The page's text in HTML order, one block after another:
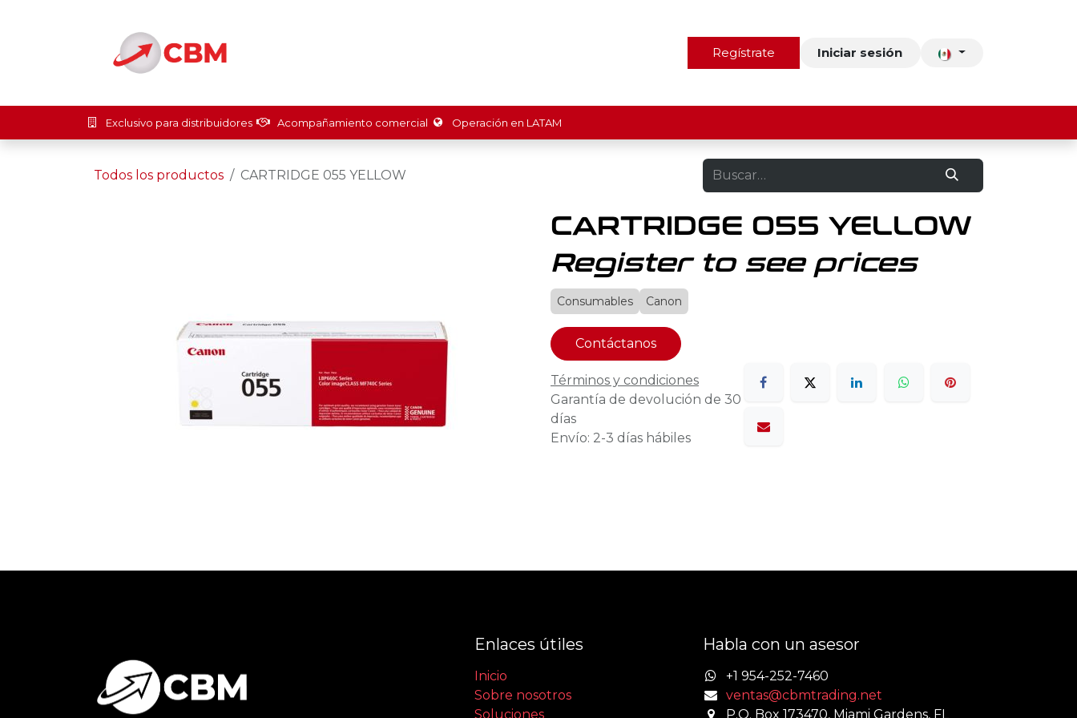
Nosotros Contacto
Regístrate Iniciar sesión
Exclusivo para distribuidores Acompañamiento comercial Operación en LATAM
Todos los productos CARTRIDGE 055 YELLOW
CARTRIDGE 055 YELLOW
Register to see prices
Consumables Canon
Contáctanos
Términos y condiciones
Garantía de devolución de 30
días
Envío: 2-3 días hábiles
Enlaces útiles
Inicio
Sobre nosotros
Soluciones
Habla con un asesor
+1 954-252-7460
ventas@cbmtrading.net
P.O. Box 173470, Miami Gardens, FL